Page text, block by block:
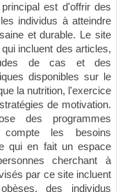
est d'offrir des
individus à atteindre
et durable. Le site
incluent des articles,
de cas et des
disponibles sur le
la nutrition, l'exercice
de motivation.
des programmes
les besoins
qui en fait un espace
cherchant à
par ce site incluent
des individus